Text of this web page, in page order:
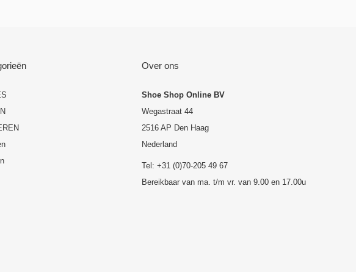
Over ons
Shoe Shop Online BV
Wegastraat 44
2516 AP Den Haag
Nederland
Tel: +31 (0)70-205 49 67
Bereikbaar van ma. t/m vr. van 9.00 en 17.00u